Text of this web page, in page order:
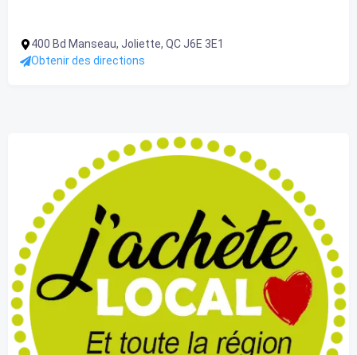
400 Bd Manseau, Joliette, QC J6E 3E1
Obtenir des directions